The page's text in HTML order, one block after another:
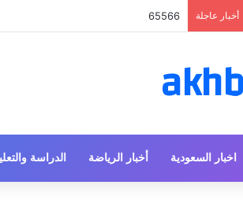
أخبار عاجلة 65566
اخبار السعودية أخبار الرياضة الدراسة